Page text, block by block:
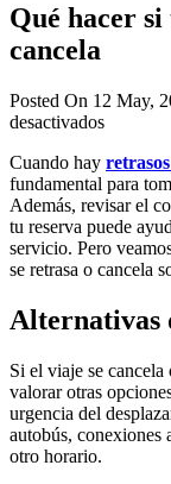
Qué hacer si
cancela
Posted On 12 May,
desactivadosen
hacer
si
tu
autobús
se
retrasa
cancela
Cuando hay
fundamental para
Además, revisar el
tu reserva puede
servicio. Pero
se retrasa o cancela
Alternativas
Si el viaje se
valorar otras
urgencia del
autobús, conexiones
otro horario.